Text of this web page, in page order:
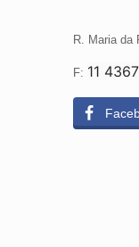
R. Maria da
F: 11